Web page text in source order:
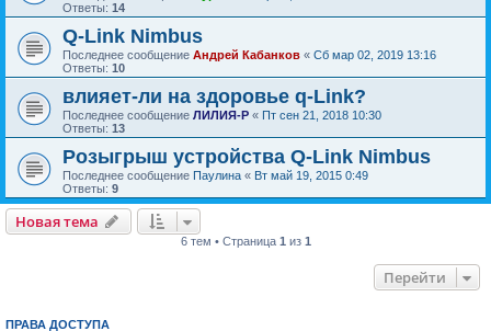
Ответы: 14
Q-Link Nimbus
Последнее сообщение Андрей Кабанков « Сб мар 02, 2019 13:16
Ответы: 10
влияет-ли на здоровье q-Link?
Последнее сообщение ЛИЛИЯ-Р « Пт сен 21, 2018 10:30
Ответы: 13
Розыгрыш устройства Q-Link Nimbus
Последнее сообщение Паулина « Вт май 19, 2015 0:49
Ответы: 9
Новая тема
6 тем • Страница 1 из 1
Перейти
ПРАВА ДОСТУПА